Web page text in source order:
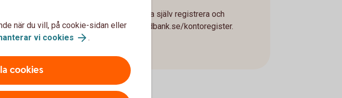
Oavsett bank kan du och dina anställda själv registrera och
uppdatera era kontouppgifter på swedbank.se/kontoregister.
när du vill, på cookie-sidan eller
vi cookies .
cookies